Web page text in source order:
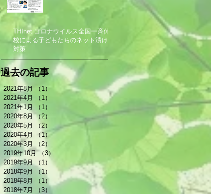
THInet コロナウイルス全国一斉休
校による子どもたちのネット漬け
対策
過去の記事
2021年8月 （1）
1件の記事
2021年4月
（1）
2021年1月
（1）
2020年8月 （2）
2020年5月
（2）
2件の記事
2020年4月
（1） 1件の記事
2020年3月
（2）
2019年10月 （3）
2019年9月
（1） 1件の記事
2018年9月
（1）
1件の記事
2018年8月
（1）
1件の記事
2018年7月
（3） 3件の記事